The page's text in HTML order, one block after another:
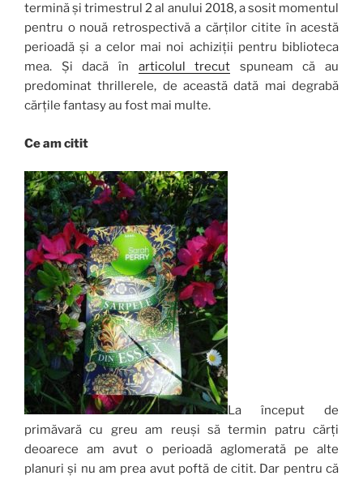
termină și trimestrul 2 al anului 2018, a sosit momentul
pentru o nouă retrospectivă a cărților citite în acestă
perioadă și a celor mai noi achiziții pentru biblioteca
mea. Și dacă în articolul trecut spuneam că au
predominat thrillerele, de această dată mai degrabă
cărțile fantasy au fost mai multe.
Ce am citit
La început de
primăvară cu greu am reuși să termin patru cărți
deoarece am avut o perioadă aglomerată pe alte
planuri și nu am prea avut poftă de citit. Dar pentru că